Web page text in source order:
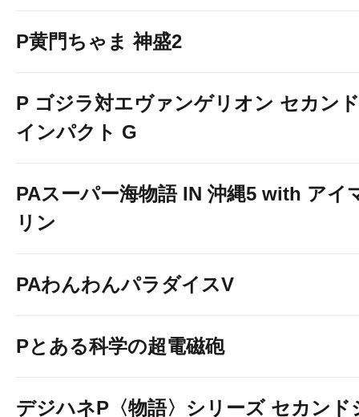
P黄門ちゃま 神盛2
P ゴジラ対エヴァンゲリオン セカンド
インパクト G
PAスーパー海物語 IN 沖縄5 with アイ
リン
PAわんわんパラダイスV
Pとある科学の超電磁砲
デジハネP〈物語〉シリーズ セカンド